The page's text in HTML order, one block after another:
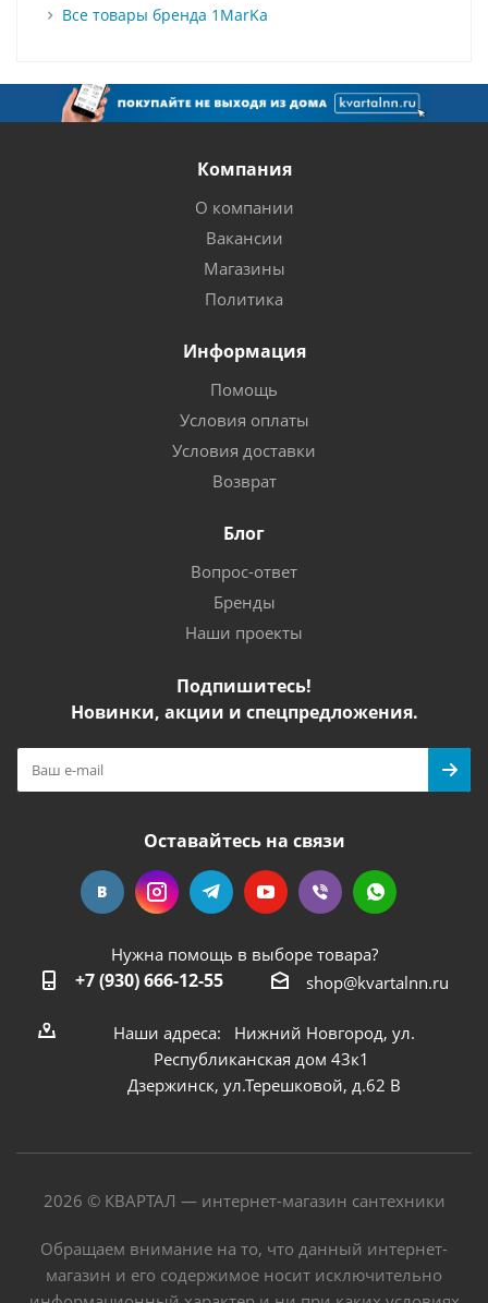
Все товары бренда 1MarKa
Компания
О компании
Вакансии
Магазины
Политика
Информация
Помощь
Условия оплаты
Условия доставки
Возврат
Блог
Вопрос-ответ
Бренды
Наши проекты
Подпишитесь!
Новинки, акции и спецпредложения.
Оставайтесь на связи
Нужна помощь в выборе товара?
+7 (930) 666-12-55 shop@kvartalnn.ru
Наши адреса: Нижний Новгород, ул.
Республиканская дом 43к1
Дзержинск, ул.Терешковой, д.62 В
2026 © КВАРТАЛ — интернет-магазин сантехники
Обращаем внимание на то, что данный интернет-
магазин и его содержимое носит исключительно